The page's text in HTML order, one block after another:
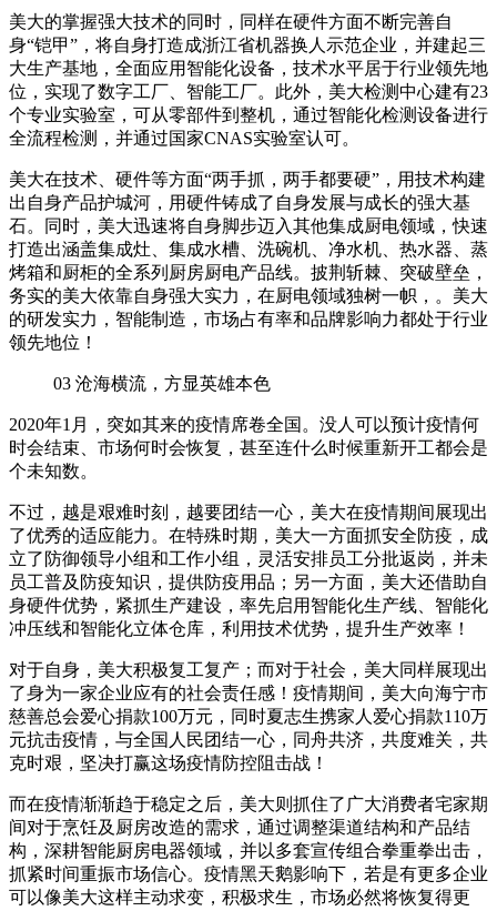
美大的掌握强大技术的同时，同样在硬件方面不断完善自
身“铠甲”，将自身打造成浙江省机器换人示范企业，并建起三
大生产基地，全面应用智能化设备，技术水平居于行业领先地
位，实现了数字工厂、智能工厂。此外，美大检测中心建有23
个专业实验室，可从零部件到整机，通过智能化检测设备进行
全流程检测，并通过国家CNAS实验室认可。
美大在技术、硬件等方面“两手抓，两手都要硬”，用技术构建
出自身产品护城河，用硬件铸成了自身发展与成长的强大基
石。同时，美大迅速将自身脚步迈入其他集成厨电领域，快速
打造出涵盖集成灶、集成水槽、洗碗机、净水机、热水器、蒸
烤箱和厨柜的全系列厨房厨电产品线。披荆斩棘、突破壁垒，
务实的美大依靠自身强大实力，在厨电领域独树一帜，。美大
的研发实力，智能制造，市场占有率和品牌影响力都处于行业
领先地位！
03 沧海横流，方显英雄本色
2020年1月，突如其来的疫情席卷全国。没人可以预计疫情何
时会结束、市场何时会恢复，甚至连什么时候重新开工都会是
个未知数。
不过，越是艰难时刻，越要团结一心，美大在疫情期间展现出
了优秀的适应能力。在特殊时期，美大一方面抓安全防疫，成
立了防御领导小组和工作小组，灵活安排员工分批返岗，并未
员工普及防疫知识，提供防疫用品；另一方面，美大还借助自
身硬件优势，紧抓生产建设，率先启用智能化生产线、智能化
冲压线和智能化立体仓库，利用技术优势，提升生产效率！
对于自身，美大积极复工复产；而对于社会，美大同样展现出
了身为一家企业应有的社会责任感！疫情期间，美大向海宁市
慈善总会爱心捐款100万元，同时夏志生携家人爱心捐款110万
元抗击疫情，与全国人民团结一心，同舟共济，共度难关，共
克时艰，坚决打赢这场疫情防控阻击战！
而在疫情渐渐趋于稳定之后，美大则抓住了广大消费者宅家期
间对于烹饪及厨房改造的需求，通过调整渠道结构和产品结
构，深耕智能厨房电器领域，并以多套宣传组合拳重拳出击，
抓紧时间重振市场信心。疫情黑天鹅影响下，若是有更多企业
可以像美大这样主动求变，积极求生，市场必然将恢复得更